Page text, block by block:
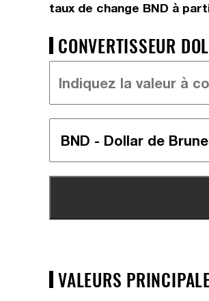
taux de change BND à
CONVERTISSEUR
VALEURS